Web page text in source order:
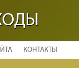
КОНТАКТЫ